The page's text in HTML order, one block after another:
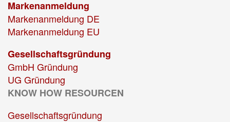
Markenanmeldung
Markenanmeldung DE
Markenanmeldung EU
Gesellschaftsgründung
GmbH Gründung
UG Gründung
KNOW HOW RESOURCEN
Gesellschaftsgründung